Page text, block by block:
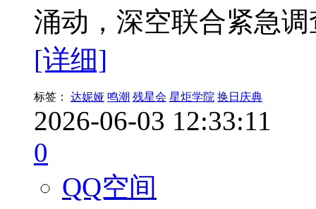
涌动，深空联合紧急
[详细]
标签： 达妮娅 鸣潮 残星会 星炬学院 换日庆典
2026-06-03 12:33:11
0
QQ空间